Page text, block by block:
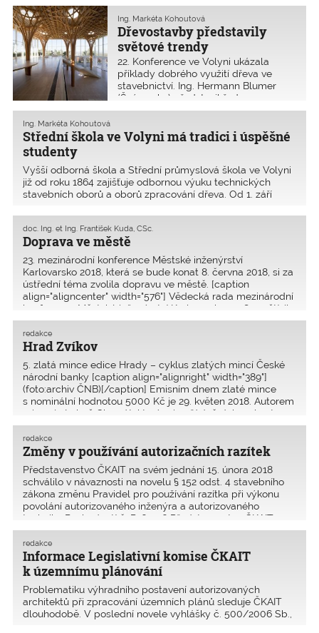
Dřevostavby představily
světové trendy
Ing. Markéta Kohoutová
22. Konference ve Volyni ukázala
příklady dobrého využití dřeva ve
stavebnictví. Ing. Hermann Blumer
(Švýcarsko) představil řadu
netradičních dřevěných staveb, na
a statik společně s japonským
architektem Shigeru Banem
Střední škola ve Volyni má tradici i úspěšné
studenty
Ing. Markéta Kohoutová
Vyšší odborná škola a Střední průmyslová škola ve Volyni
již od roku 1864 zajišťuje odbornou výuku technických
stavebních oborů a oborů zpracování dřeva. Od 1. září
univerzity ve Zvolenu. V současné době �
Doprava ve městě
doc. Ing. et Ing. František Kuda, CSc.
23. mezinárodní konference Městské inženýrství
Karlovarsko 2018, která se bude konat 8. června 2018, si za
ústřední téma zvolila dopravu ve městě. [caption
align="aligncenter" width="576"] Vědecká rada mezinárodní
konference Městské inženýrství Karlovarsko 2018 navštívila
Hrad Zvíkov
redakce
5. zlatá mince edice Hrady – cyklus zlatých mincí České
národní banky [caption align="alignright" width="389"]
(foto:archiv ČNB)[/caption] Emisním dnem zlaté mince
s nominální hodnotou 5000 Kč je 29. květen 2018. Autorem
mince je Luboš Charvát, který mimořádně dokonale zt
Změny v používání autorizačních razítek
redakce
Představenstvo ČKAIT na svém jednání 15. února 2018
schválilo v návaznosti na novelu § 152 odst. 4 stavebního
zákona změnu Pravidel pro používání razítka při výkonu
povolání autorizovaného inženýra a autorizovaného
technika Rozhodnutí č. R1601-6 Představenstva ČKAIT
Informace Legislativní komise ČKAIT
k územnímu plánování
redakce
Problematiku výhradního postavení autorizovaných
architektů při zpracování územních plánů sleduje ČKAIT
dlouhodobě. V poslední novele vyhlášky č. 500/2006 Sb.,